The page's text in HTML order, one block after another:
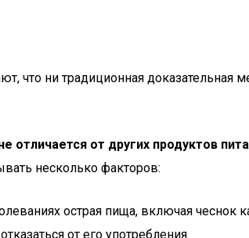
что ни традиционная доказательная
отличается от других продуктов
несколько факторов:
острая пища, включая
от его употребления.